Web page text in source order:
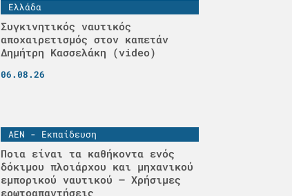
Ελλάδα
Συγκινητικός ναυτικός
αποχαιρετισμός στον καπετάν
Δημήτρη Κασσελάκη (video)
06.08.26
ΑΕΝ - Εκπαίδευση
Ποια είναι τα καθήκοντα ενός
δόκιμου πλοιάρχου και μηχανικού
εμπορικού ναυτικού – Χρήσιμες
ερωτοαπαντήσεις